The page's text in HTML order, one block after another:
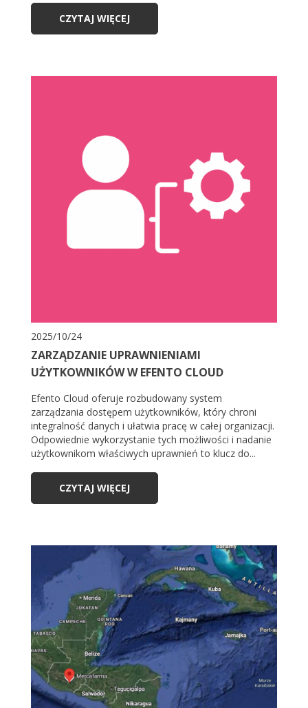
CZYTAJ WIĘCEJ
2025/10/24
ZARZĄDZANIE UPRAWNIENIAMI
UŻYTKOWNIKÓW W EFENTO CLOUD
Efento Cloud oferuje rozbudowany system
zarządzania dostępem użytkowników, który chroni
integralność danych i ułatwia pracę w całej organizacji.
Odpowiednie wykorzystanie tych możliwości i nadanie
użytkownikom właściwych uprawnień to klucz do...
CZYTAJ WIĘCEJ